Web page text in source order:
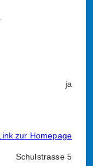
ja
zur Homepage
Schulstrasse 5